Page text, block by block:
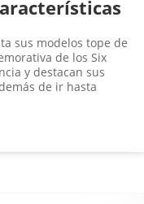
sus modelos tope de
de los Six
y destacan sus
de ir hasta